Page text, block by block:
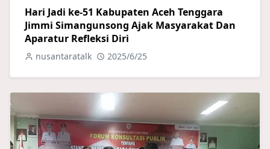
Hari Jadi ke-51 Kabupaten Aceh Tenggara
Jimmi Simangunsong Ajak Masyarakat Dan
Aparatur Refleksi Diri
nusantaratalk 2025/6/25